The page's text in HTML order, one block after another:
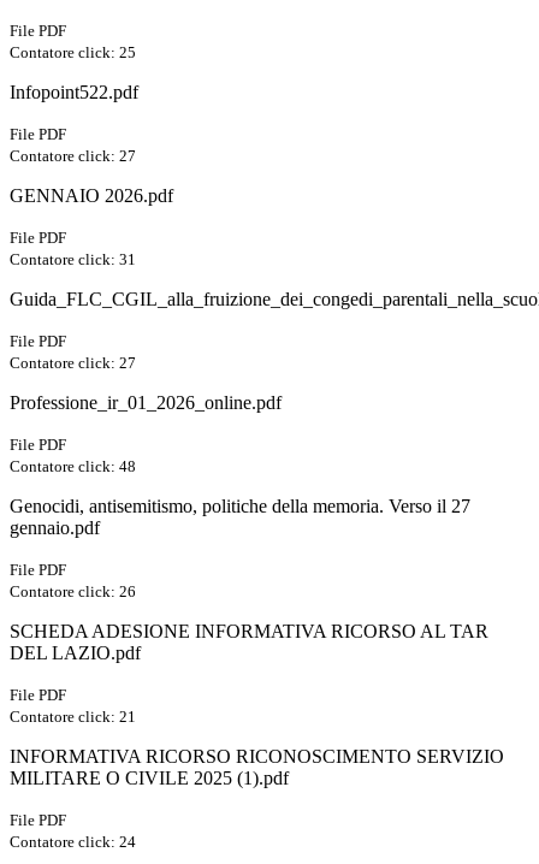
File PDF
Contatore click: 25
Infopoint522.pdf
File PDF
Contatore click: 27
GENNAIO 2026.pdf
File PDF
Contatore click: 31
File PDF
Contatore click: 27
Professione_ir_01_2026_online.pdf
File PDF
Contatore click: 48
Genocidi, antisemitismo, politiche della memoria. Verso il 27
gennaio.pdf
File PDF
Contatore click: 26
SCHEDA ADESIONE INFORMATIVA RICORSO AL TAR
DEL LAZIO.pdf
File PDF
Contatore click: 21
INFORMATIVA RICORSO RICONOSCIMENTO SERVIZIO
MILITARE O CIVILE 2025 (1).pdf
File PDF
Contatore click: 24